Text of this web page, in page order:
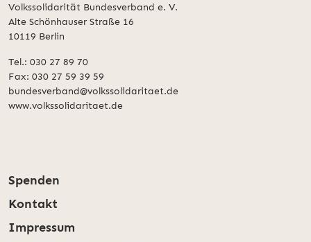
Volkssolidarität Bundesverband e. V.
Alte Schönhauser Straße 16
10119 Berlin
Tel.: 030 27 89 70
Fax: 030 27 59 39 59
bundesverband@volkssolidaritaet.de
www.volkssolidaritaet.de
Spenden
Kontakt
Impressum